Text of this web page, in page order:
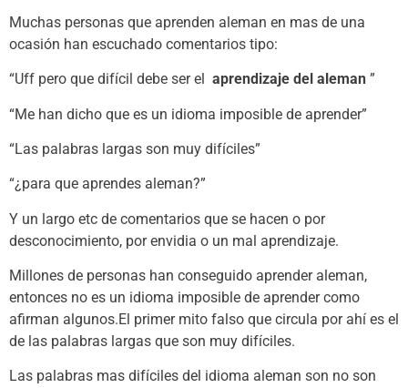
Muchas personas que aprenden aleman en mas de una
ocasión han escuchado comentarios tipo:
“Uff pero que difícil debe ser el aprendizaje del aleman ”
“Me han dicho que es un idioma imposible de aprender”
“Las palabras largas son muy difíciles”
“¿para que aprendes aleman?”
Y un largo etc de comentarios que se hacen o por
desconocimiento, por envidia o un mal aprendizaje.
Millones de personas han conseguido aprender aleman,
entonces no es un idioma imposible de aprender como
afirman algunos.El primer mito falso que circula por ahí es el
de las palabras largas que son muy difíciles.
Las palabras mas difíciles del idioma aleman son no son